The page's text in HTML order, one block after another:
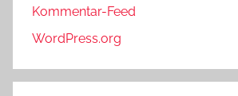
Kommentar-Feed
WordPress.org